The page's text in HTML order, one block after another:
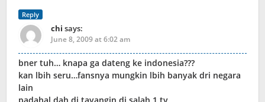
Reply
chi says:
June 8, 2009 at 6:02 am
bner tuh… knapa ga dateng ke indonesia???
kan lbih seru…fansnya mungkin lbih banyak dri negara
lain